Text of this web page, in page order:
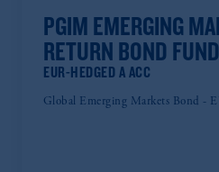
PGIM EMERGING
RETURN BOND FUND
EUR-HEDGED A ACC
Global Emerging Markets Bond -